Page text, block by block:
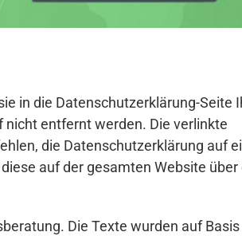
in die Datenschutzerklärung-Seite
entfernt werden. Die verlinkte
die Datenschutzerklärung auf
auf der gesamten Website über
Die Texte wurden auf